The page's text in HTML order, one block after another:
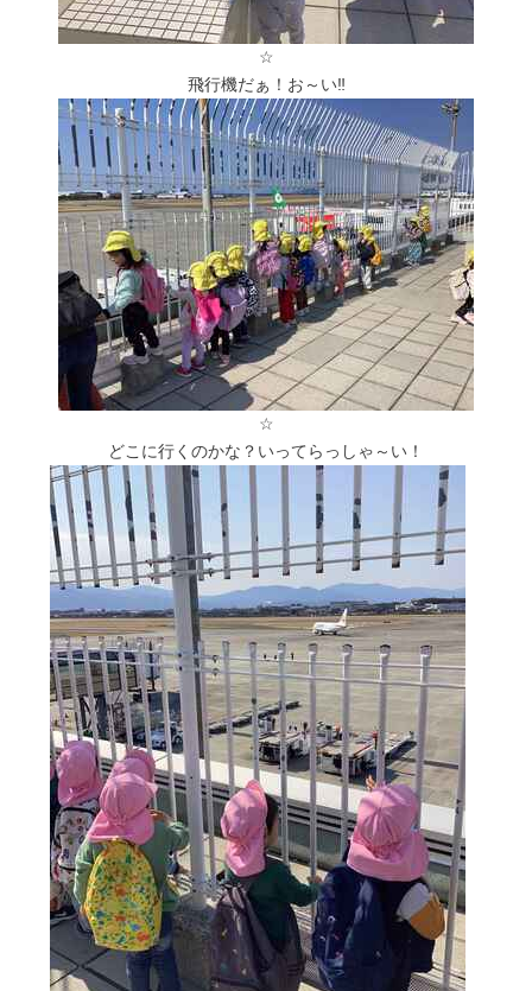
☆
飛行機だぁ！お～い‼
☆
どこに行くのかな？いってらっしゃ～い！